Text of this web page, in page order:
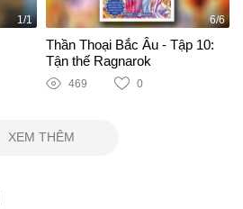
1/1 6/6
Thần Thoại Bắc Âu - Tập 10:
Tận thế Ragnarok
469 0
XEM THÊM